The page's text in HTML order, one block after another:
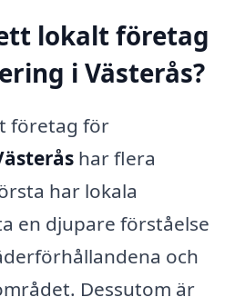
lokalt företag
i Västerås?
företag för
har flera
har lokala
en djupare förståelse
och
Dessutom är